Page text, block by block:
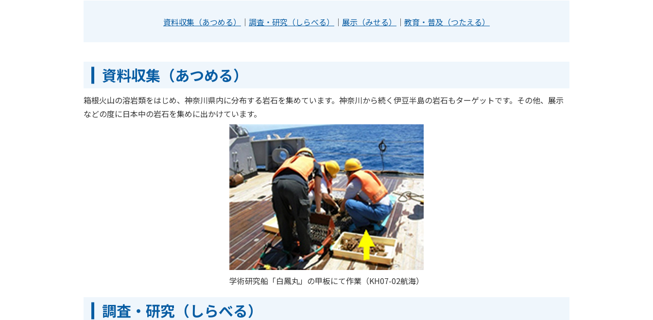
資料収集（あつめる） ｜ 調査・研究（しらべる） ｜ 展示（みせる） ｜ 教育・普及（つたえる）
資料収集（あつめる）
箱根火山の溶岩類をはじめ、神奈川県内に分布する岩石を集めています。神奈川から続く伊豆半島の岩石もターゲットです。その他、展示
などの度に日本中の岩石を集めに出かけています。
学術研究船「白鳳丸」の甲板にて作業（KH07-02航海）
調査・研究（しらべる）